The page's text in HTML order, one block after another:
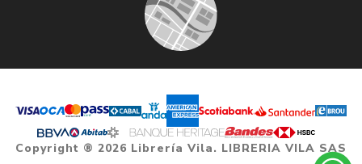
Copyright ® 2026 Librería Vila. LIBRERIA VILA SAS